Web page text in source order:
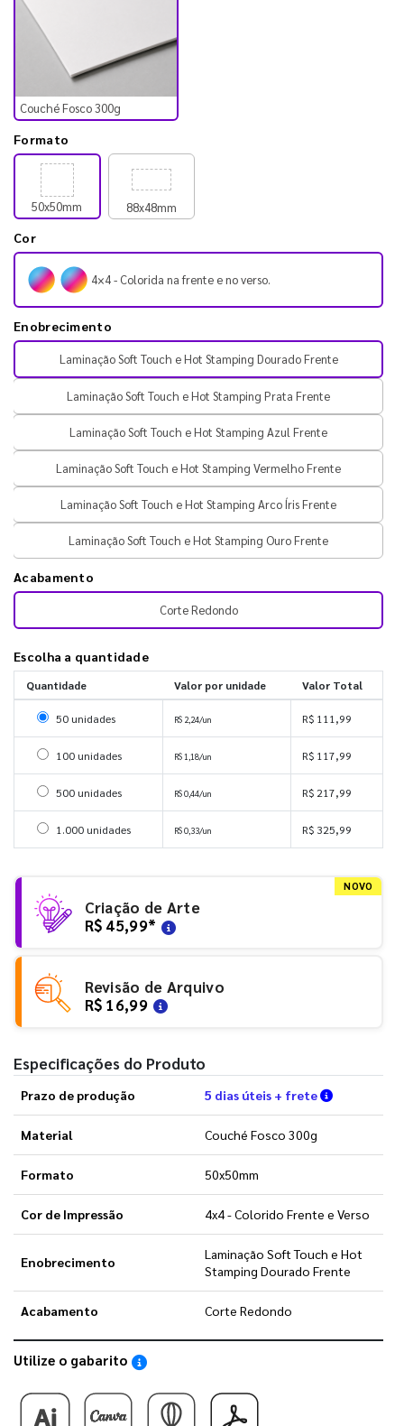
Couché Fosco 300g
Formato
50x50mm 88x48mm
Cor
4×4 - Colorida na frente e no verso.
Enobrecimento
Laminação Soft Touch e Hot Stamping Dourado Frente
Laminação Soft Touch e Hot Stamping Prata Frente
Laminação Soft Touch e Hot Stamping Azul Frente
Laminação Soft Touch e Hot Stamping Vermelho Frente
Laminação Soft Touch e Hot Stamping Arco Íris Frente
Laminação Soft Touch e Hot Stamping Ouro Frente
Acabamento
Corte Redondo
Escolha a quantidade
Quantidade Valor por unidade Valor Total
Selecionar 50 unidades
50 unidades R$ 2,24/un R$ 111,99
Selecionar 100 unidades
100 unidades R$ 1,18/un R$ 117,99
Selecionar 500 unidades
500 unidades R$ 0,44/un R$ 217,99
Selecionar 1000 unidades
1.000 unidades R$ 0,33/un R$ 325,99
NOVO
Criação de Arte
R$ 45,99*
Revisão de Arquivo
R$ 16,99
Especificações do Produto
Prazo de produção 5 dias úteis + frete Verifique
Material Couché Fosco 300g
Formato 50x50mm
Cor de Impressão 4x4 - Colorido Frente e Verso
Enobrecimento
Laminação Soft Touch e Hot
Stamping Dourado Frente
Acabamento Corte Redondo
Utilize o gabarito Saiba como utilizar os nossos gabaritos